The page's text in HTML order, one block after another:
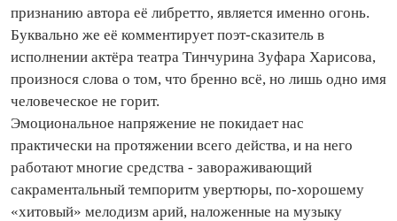
признанию автора её либретто, является именно огонь.
Буквально же её комментирует поэт‑сказитель в
исполнении актёра театра Тинчурина Зуфара Харисова,
произнося слова о том, что бренно всё, но лишь одно имя
человеческое не горит.
Эмоциональное напряжение не покидает нас
практически на протяжении всего действа, и на него
работают многие средства - завораживающий
сакраментальный темпоритм увертюры, по‑хорошему
«хитовый» мелодизм арий, наложенные на музыку